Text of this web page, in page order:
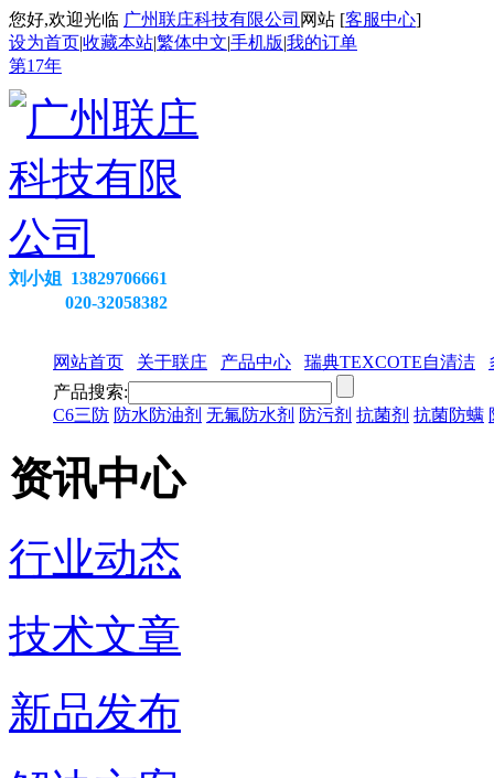
您好,欢迎光临 广州联庄科技有限公司 网站 [客服中心]
设为首页|收藏本站|繁体中文|手机版|我的订单
第17年
刘小姐 13829706661
020-32058382
网站首页 关于联庄 产品中心 瑞典TEXCOTE自清洁
产品搜索:
C6三防 防水防油剂 无氟防水剂 防污剂 抗菌剂 抗菌防螨
资讯中心
行业动态
技术文章
新品发布